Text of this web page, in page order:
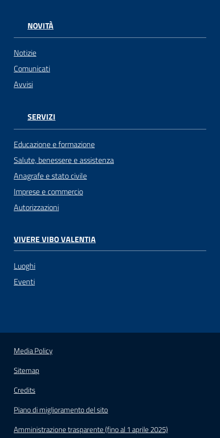
NOVITÀ
Notizie
Comunicati
Avvisi
SERVIZI
Educazione e formazione
Salute, benessere e assistenza
Anagrafe e stato civile
Imprese e commercio
Autorizzazioni
VIVERE VIBO VALENTIA
Luoghi
Eventi
Media Policy
Sitemap
Credits
Piano di miglioramento del sito
Amministrazione trasparente (fino al 1 aprile 2025)